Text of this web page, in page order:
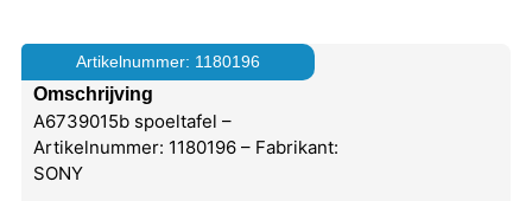
Artikelnummer: 1180196
Omschrijving
A6739015b spoeltafel –
Artikelnummer: 1180196 – Fabrikant:
SONY